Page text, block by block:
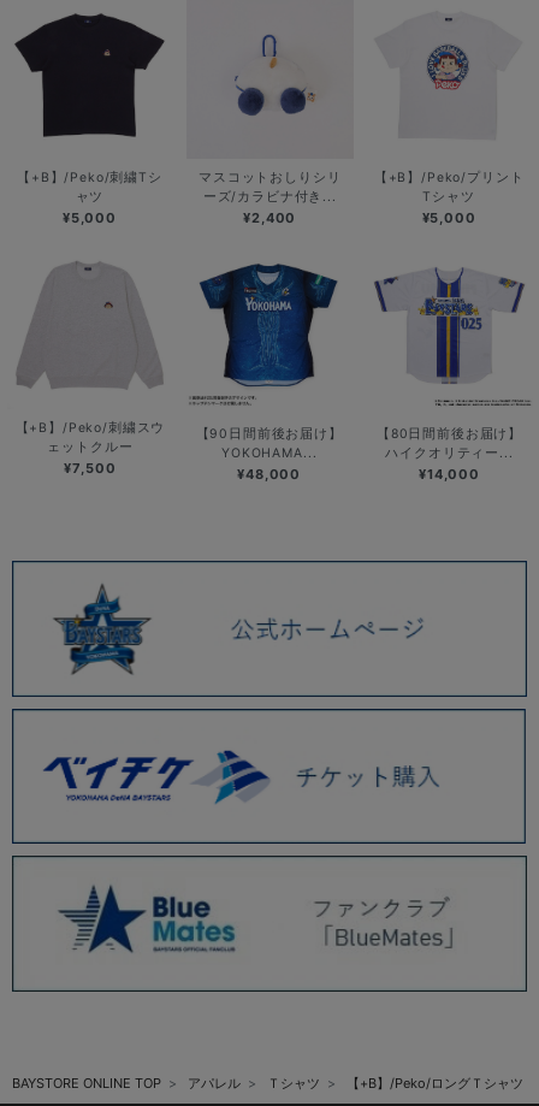
【+B】/Peko/刺繍Tシ
ャツ
¥5,000
マスコットおしりシリ
ーズ/カラビナ付き...
¥2,400
【+B】/Peko/プリント
Tシャツ
¥5,000
【+B】/Peko/刺繍スウ
ェットクルー
¥7,500
【90日間前後お届け】
YOKOHAMA...
¥48,000
【80日間前後お届け】
ハイクオリティー...
¥14,000
BAYSTORE ONLINE TOP アパレル Ｔシャツ 【+B】/Peko/ロングＴシャツ